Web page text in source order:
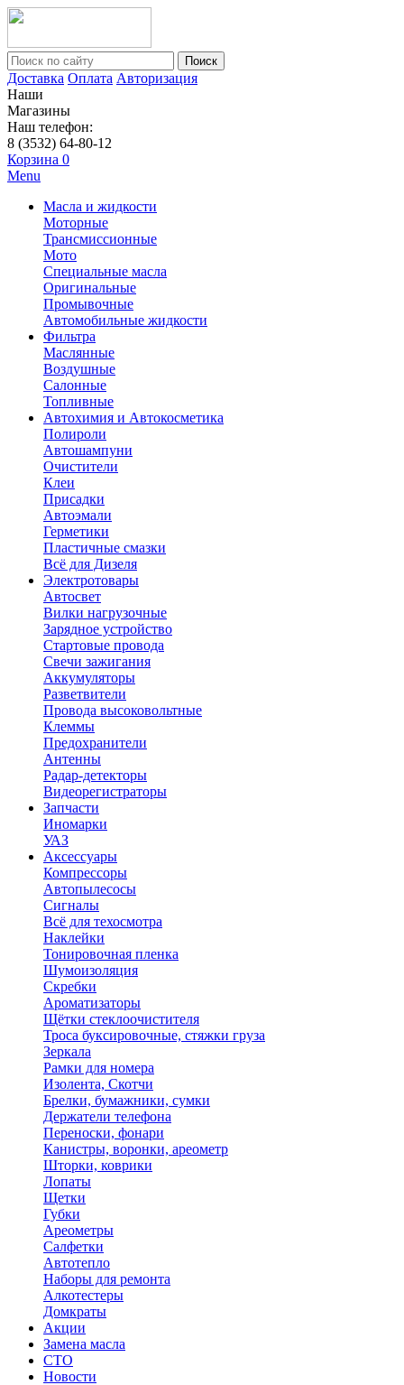
Поиск
Доставка Оплата Авторизация
Наши
Магазины
Наш телефон:
8 (3532) 64-80-12
Корзина 0
Menu
Масла и жидкости
Моторные
Трансмиссионные
Мото
Специальные масла
Оригинальные
Промывочные
Автомобильные жидкости
Фильтра
Маслянные
Воздушные
Салонные
Топливные
Автохимия и Автокосметика
Полироли
Автошампуни
Очистители
Клеи
Присадки
Автоэмали
Герметики
Пластичные смазки
Всё для Дизеля
Электротовары
Автосвет
Вилки нагрузочные
Зарядное устройство
Стартовые провода
Свечи зажигания
Аккумуляторы
Разветвители
Провода высоковольтные
Клеммы
Предохранители
Антенны
Радар-детекторы
Видеорегистраторы
Запчасти
Иномарки
УАЗ
Аксесcуары
Компрессоры
Автопылесосы
Сигналы
Всё для техосмотра
Наклейки
Тонировочная пленка
Шумоизоляция
Скребки
Ароматизаторы
Щётки стеклоочистителя
Троса буксировочные, стяжки груза
Зеркала
Рамки для номера
Изолента, Скотчи
Брелки, бумажники, сумки
Держатели телефона
Переноски, фонари
Канистры, воронки, ареометр
Шторки, коврики
Лопаты
Щетки
Губки
Ареометры
Салфетки
Автотепло
Наборы для ремонта
Алкотестеры
Домкраты
Акции
Замена масла
СТО
Новости